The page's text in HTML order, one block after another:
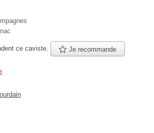
ce caviste. Je recommande